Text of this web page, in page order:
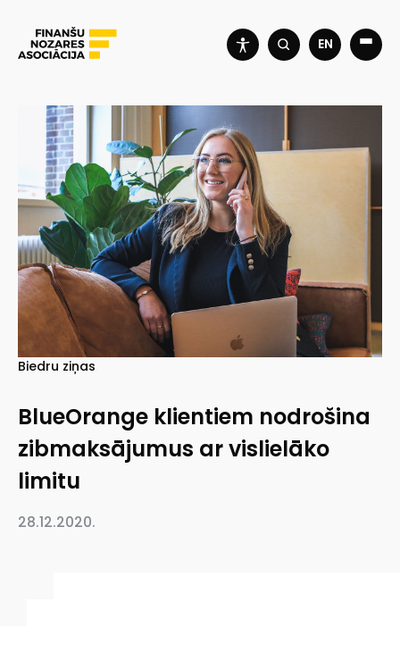
EN
Biedru ziņas
BlueOrange klientiem nodrošina
zibmaksājumus ar vislielāko
limitu
28.12.2020.